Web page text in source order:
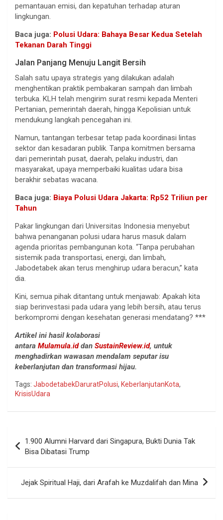
pemantauan emisi, dan kepatuhan terhadap aturan
lingkungan.
Baca juga: Polusi Udara: Bahaya Besar Kedua Setelah
Tekanan Darah Tinggi
Jalan Panjang Menuju Langit Bersih
Salah satu upaya strategis yang dilakukan adalah
menghentikan praktik pembakaran sampah dan limbah
terbuka. KLH telah mengirim surat resmi kepada Menteri
Pertanian, pemerintah daerah, hingga Kepolisian untuk
mendukung langkah pencegahan ini.
Namun, tantangan terbesar tetap pada koordinasi lintas
sektor dan kesadaran publik. Tanpa komitmen bersama
dari pemerintah pusat, daerah, pelaku industri, dan
masyarakat, upaya memperbaiki kualitas udara bisa
berakhir sebatas wacana.
Baca juga: Biaya Polusi Udara Jakarta: Rp52 Triliun per
Tahun
Pakar lingkungan dari Universitas Indonesia menyebut
bahwa penanganan polusi udara harus masuk dalam
agenda prioritas pembangunan kota. “Tanpa perubahan
sistemik pada transportasi, energi, dan limbah,
Jabodetabek akan terus menghirup udara beracun,” kata
dia.
Kini, semua pihak ditantang untuk menjawab: Apakah kita
siap berinvestasi pada udara yang lebih bersih, atau terus
berkompromi dengan kesehatan generasi mendatang? ***
Artikel ini hasil kolaborasi
antara Mulamula.iddan SustainReview.id, untuk
menghadirkan wawasan mendalam seputar isu
keberlanjutan dan transformasi hijau.
Tags: JabodetabekDaruratPolusi, KeberlanjutanKota,
KrisisUdara
pos
1.900 Alumni Harvard dari Singapura, Bukti Dunia Tak
Bisa Dibatasi Trump
Jejak Spiritual Haji, dari Arafah ke Muzdalifah dan Mina